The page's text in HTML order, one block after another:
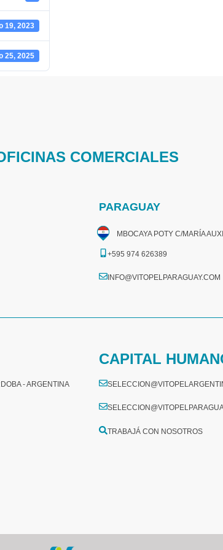
19, 2023
25, 2025
COMERCIALES
PARAGUAY
MBOCAYA POTY C/MARÍA
+595 974 626389
INFO@VITOPELPARAGUAY.COM
- ARGENTINA
CAPITAL
TRABAJÁ CON NOSOTROS